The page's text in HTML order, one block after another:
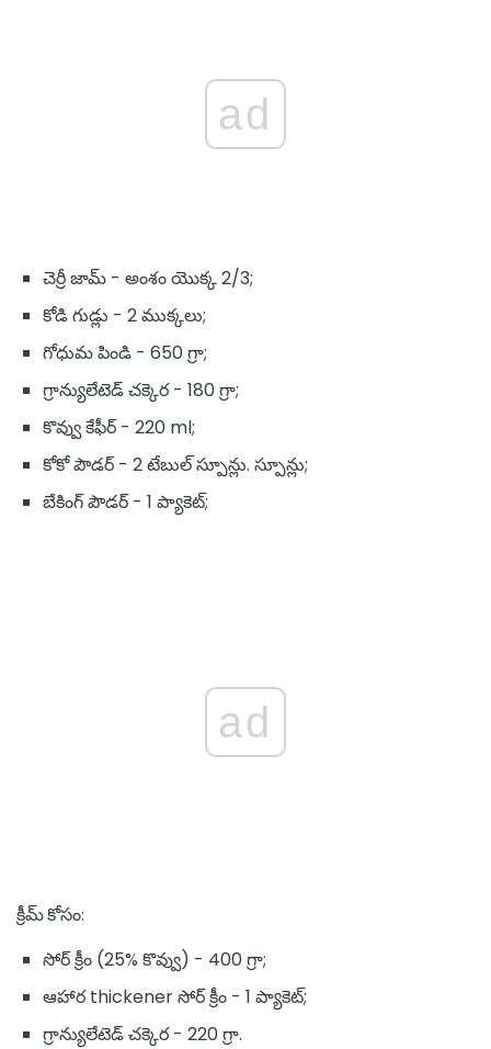
ad
చెర్రీ జామ్ - అంశం యొక్క 2/3;
కోడి గుడ్లు - 2 ముక్కలు;
గోధుమ పిండి - 650 గ్రా;
గ్రాన్యులేటెడ్ చక్కెర - 180 గ్రా;
కొవ్వు కేఫీర్ - 220 ml;
కోకో పౌడర్ - 2 టేబుల్ స్పూన్లు. స్పూన్లు;
బేకింగ్ పౌడర్ - 1 ప్యాకెట్;
ad
క్రీమ్ కోసం:
సోర్ క్రీం (25% కొవ్వు) - 400 గ్రా;
ఆహార thickener సోర్ క్రీం - 1 ప్యాకెట్;
గ్రాన్యులేటెడ్ చక్కెర - 220 గ్రా.